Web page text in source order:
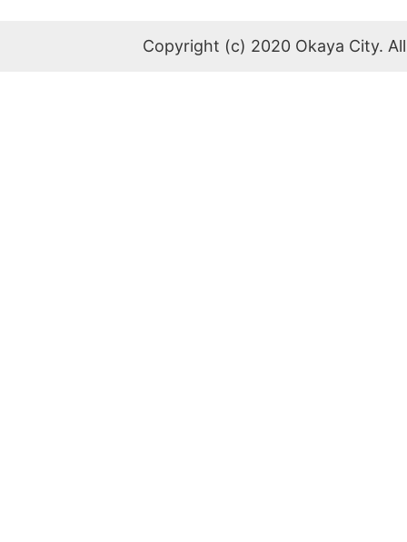
Copyright (c) 2020 Okaya City.